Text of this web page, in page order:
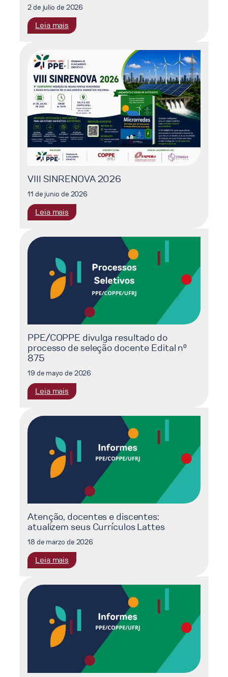
2 de julio de 2026
Leia mais
SINRENOVA
|
Veja
como
foi
VIII SINRENOVA 2026
11 de junio de 2026
Leia mais
VIII
SINRENOVA
PPE/COPPE divulga resultado do
processo de seleção docente Edital nº
875
19 de mayo de 2026
Leia mais
PPE/COPPE
divulga
processo
seleção
docente
Edital
nº
875
Atenção, docentes e discentes:
atualizem seus Currículos Lattes
18 de marzo de 2026
Leia mais
Atenção,
docentes
atualizem
Currículos